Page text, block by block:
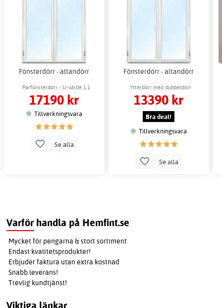
Fönsterdörr - altandörr
Parfönsterdörr - U-värde 1,1
17190 kr
Tillverkningsvara
Se alla
Fönsterdörr - altandörr
Ytterdörr med dubbeldörr
13390 kr
Bra deal!
Tillverkningsvara
Se alla
Varför handla på Hemfint.se
Mycket för pengarna & stort sortiment
Endast kvalitetsprodukter!
Erbjuder faktura utan extra kostnad
Snabb leverans!
Trevlig kundtjänst!
Viktiga länkar